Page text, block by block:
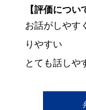
【評価につい
お話がしやす
りやすい
とても話しや